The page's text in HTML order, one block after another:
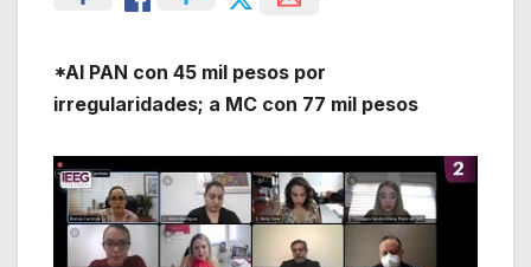
*Al PAN con 45 mil pesos por
irregularidades; a MC con 77 mil pesos